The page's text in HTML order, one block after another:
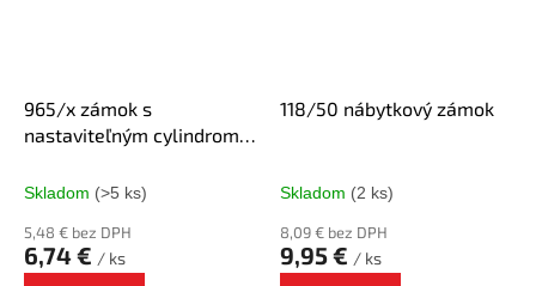
965/x zámok s
nastaviteľným cylindrom
Skladom (>5 ks)
5,48 € bez DPH
6,74 € / ks
118/50 nábytkový zámok
Skladom (2 ks)
8,09 € bez DPH
9,95 € / ks